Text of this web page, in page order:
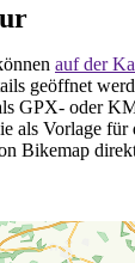
auf der
geöffnet
GPX- oder
als Vorlage für
Bikemap